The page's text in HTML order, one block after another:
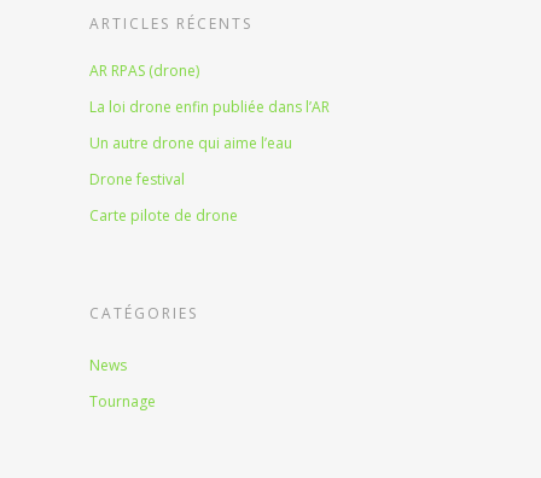
ARTICLES RÉCENTS
AR RPAS (drone)
La loi drone enfin publiée dans l’AR
Un autre drone qui aime l’eau
Drone festival
Carte pilote de drone
CATÉGORIES
News
Tournage